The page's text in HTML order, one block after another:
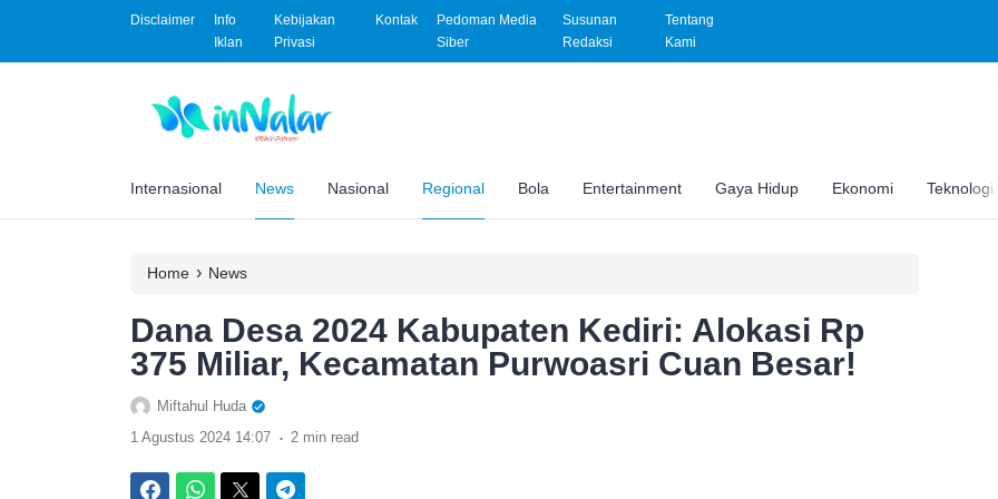
Disclaimer
Info
Iklan
Kebijakan
Privasi
Kontak
Pedoman Media
Siber
Susunan
Redaksi
Tentang
Kami
Internasional News Nasional Regional Bola Entertainment Gaya Hidup Ekonomi Teknologi
Home › News
Dana Desa 2024 Kabupaten Kediri: Alokasi Rp
375 Miliar, Kecamatan Purwoasri Cuan Besar!
Miftahul Huda
1 Agustus 2024 14:07 . 2 min read